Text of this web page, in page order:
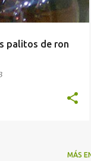
palitos de ron
MÁS